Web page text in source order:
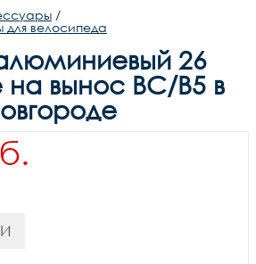
/
для велосипеда
26
вынос BC/B5 в